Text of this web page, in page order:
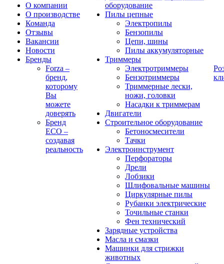
О компании
О производстве
Команда
Отзывы
Вакансии
Новости
Бренды
Forza –
бренд,
которому
Вы
можете
доверять
Бренд
ECO –
создавая
реальность
оборудование
Пилы цепные
Электропилы
Бензопилы
Цепи, шины
Пилы аккумуляторные
Триммеры
Электротриммеры
Бензотриммеры
Триммерные лески,
ножи, головки
Насадки к триммерам
Двигатели
Строительное оборудование
Бетоносмесители
Тачки
Электроинструмент
Перфораторы
Дрели
Лобзики
Шлифовальные машины
Циркулярные пилы
Рубанки электрические
Точильные станки
Фен технический
Зарядные устройства
Масла и смазки
Машинки для стрижки
животных